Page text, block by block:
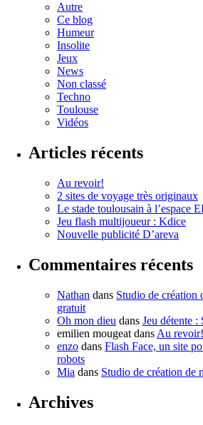
Autre
Ce blog
Humeur
Insolite
Jeux
News
Non classé
Techno
Toulouse
Vidéos
Articles récents
Au revoir!
2 sites de voyage très originaux
Le stade toulousain à l’espace
Jeu flash multijoueur : Kdice
Nouvelle publicité D’areva
Commentaires récents
Nathan dans Studio de création
gratuit
Oh mon dieu dans Jeu détente :
emilien mougeat dans Au revoir!
enzo dans Flash Face, un site
robots
Mia dans Studio de création de
Archives